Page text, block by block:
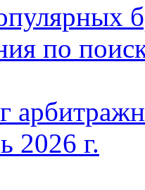
по
2026 г.